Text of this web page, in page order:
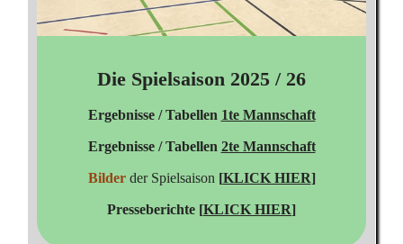
Die Spielsaison 2025 / 26
Ergebnisse / Tabellen 1te Mannschaft
Ergebnisse / Tabellen 2te Mannschaft
Bilderder Spielsaison [KLICK HIER]
Presseberichte [KLICK HIER]